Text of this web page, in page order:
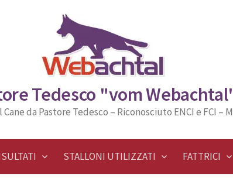
Tedesco "vom
da Pastore Tedesco – Riconosciuto ENCI e FCI –
STALLONI UTILIZZATI FATTRICI